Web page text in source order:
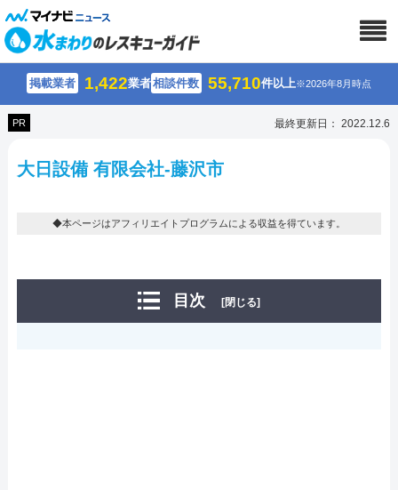
掲載業者 1,422業者相談件数 55,710件以上※2026年8月時点
PR 最終更新日： 2022.12.6
大日設備 有限会社-藤沢市
◆本ページはアフィリエイトプログラムによる収益を得ています。
目次 [閉じる]